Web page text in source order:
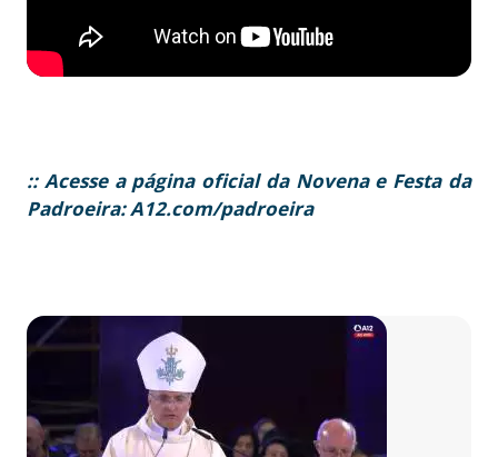
:: Acesse a página oficial da Novena e Festa da
Padroeira: A12.com/padroeira